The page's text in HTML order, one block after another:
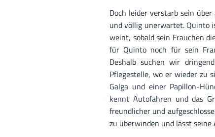
Doch leider verstarb sein
und völlig unerwartet. Quinto
weint, sobald sein Frauchen
für Quinto noch für sein
Deshalb suchen wir
Pflegestelle, wo er wieder zu
Galga und einer Papillon-
kennt Autofahren und das
freundlicher und
zu überwinden und lässt